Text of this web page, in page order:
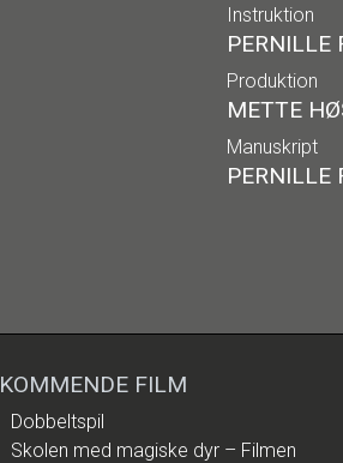
Instruktion
PERNILLE
Produktion
METTE
Manuskript
PERNILLE
KOMMENDE FILM
Dobbeltspil
Skolen med magiske dyr – Filmen